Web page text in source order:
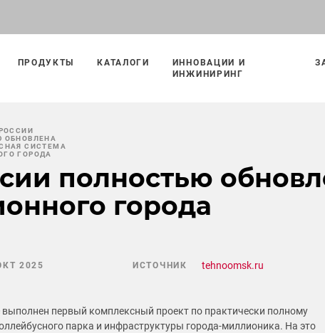
ПРОДУКТЫ КАТАЛОГИ
ИННОВАЦИИ И
ИНЖИНИРИНГ
ОБНОВЛЕНА
СИСТЕМА
ГОРОДА
полностью
города
2025 ИСТОЧНИК tehnoomsk.ru
выполнен первый комплексный проект по практически полному
парка и инфраструктуры города-миллионика. На это